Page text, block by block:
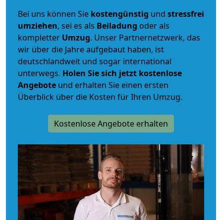
Bei uns können Sie kostengünstig und stressfrei
umziehen, sei es als Beiladung oder als
kompletter Umzug. Unser Partnernetzwerk, das
wir über die Jahre aufgebaut haben, ist
deutschlandweit und sogar international
unterwegs. Holen Sie sich jetzt kostenlose
Angebote und erhalten Sie einen ersten
Überblick über die Kosten für Ihren Umzug.
Kostenlose Angebote erhalten